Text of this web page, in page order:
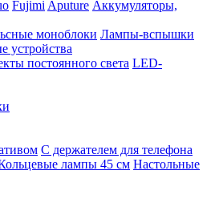
Fujimi Aputure Аккумуляторы,
моноблоки Лампы-вспышки
устройства
постоянного света LED-
С держателем для телефона
лампы 45 см Настольные